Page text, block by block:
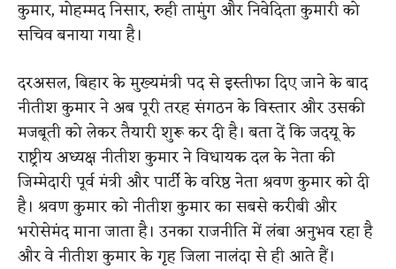
कुमार, मोहम्मद निसार, रुही तामुंग और निवेदिता कुमारी को
सचिव बनाया गया है।
दरअसल, बिहार के मुख्यमंत्री पद से इस्तीफा दिए जाने के बाद
नीतीश कुमार ने अब पूरी तरह संगठन के विस्तार और उसकी
मजबूती को लेकर तैयारी शुरू कर दी है। बता दें कि जदयू के
राष्ट्रीय अध्यक्ष नीतीश कुमार ने विधायक दल के नेता की
जिम्मेदारी पूर्व मंत्री और पार्टी के वरिष्ठ नेता श्रवण कुमार को दी
है। श्रवण कुमार को नीतीश कुमार का सबसे करीबी और
भरोसेमंद माना जाता है। उनका राजनीति में लंबा अनुभव रहा है
और वे नीतीश कुमार के गृह जिला नालंदा से ही आते हैं।